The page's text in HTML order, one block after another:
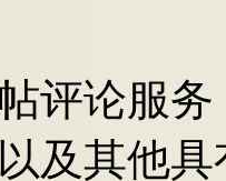
评论服
及其他